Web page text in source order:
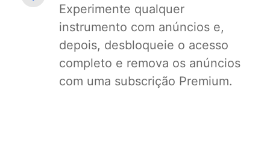
Experimente qualquer
instrumento com anúncios e,
depois, desbloqueie o acesso
completo e remova os anúncios
com uma subscrição Premium.